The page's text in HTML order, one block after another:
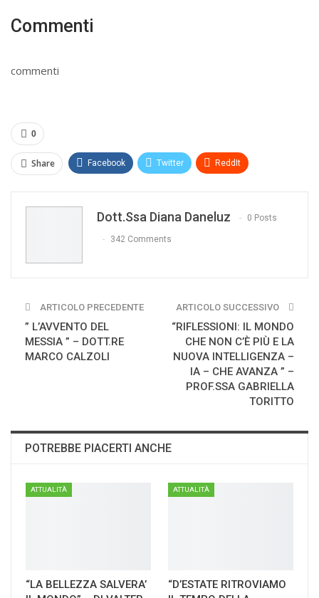
Commenti
commenti
0
Share Facebook Twitter ReddIt
Dott.ssa Diana Daneluz 0 Posts
342 Comments
ARTICOLO PRECEDENTE
” L’AVVENTO DEL
MESSIA ” – DOTT.RE
MARCO CALZOLI
ARTICOLO SUCCESSIVO
“RIFLESSIONI: IL MONDO
CHE NON C’È PIÙ E LA
NUOVA INTELLIGENZA –
IA – CHE AVANZA ” –
PROF.SSA GABRIELLA
TORITTO
POTREBBE PIACERTI ANCHE
ATTUALITÀ
“LA BELLEZZA SALVERA’
ATTUALITÀ
“D’ESTATE RITROVIAMO